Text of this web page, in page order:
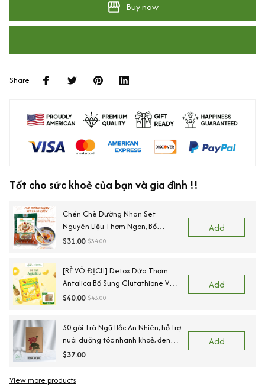
Buy now
Share
Tốt cho sức khoẻ của bạn và gia đình !!
Chén Chè Dưỡng Nhan Set
Nguyên Liệu Thơm Ngon, Bổ
Dưỡng 25 Chén NHALAM FOOD (
$31.00 $34.00
Add
[RẺ VÔ ĐỊCH] Detox Dứa Thơm
Antalica Bổ Sung Glutathione Và
VitaminC, Thơm Ngon Hộp, 20 Gói
$40.00 $43.00
Add
30 gói Trà Ngũ Hắc An Nhiên, hỗ trợ
nuôi dưỡng tóc nhanh khoẻ, đen
tóc, tóc rụng yếu,Nguyên liệu sấy
$37.00
Add
View more products